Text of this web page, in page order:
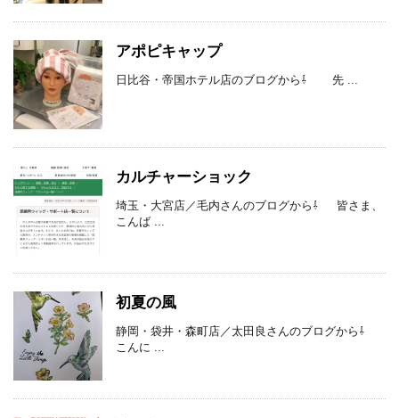
アポピキャップ
日比谷・帝国ホテル店のブログから⇩ 先 ...
カルチャーショック
埼玉・大宮店／毛内さんのブログから⇩ 皆さま、
こんば ...
初夏の風
静岡・袋井・森町店／太田良さんのブログから⇩
こんに ...